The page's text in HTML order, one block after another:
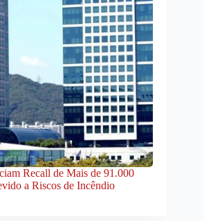
Recall de Mais de 91.000
a Riscos de Incêndio